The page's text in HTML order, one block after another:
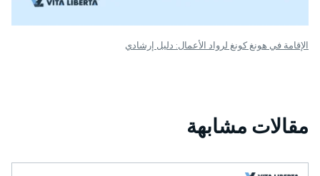
الإقامة في هونغ كونغ لرواد الأعمال: دليل إرشادي
مقالات مشابهة